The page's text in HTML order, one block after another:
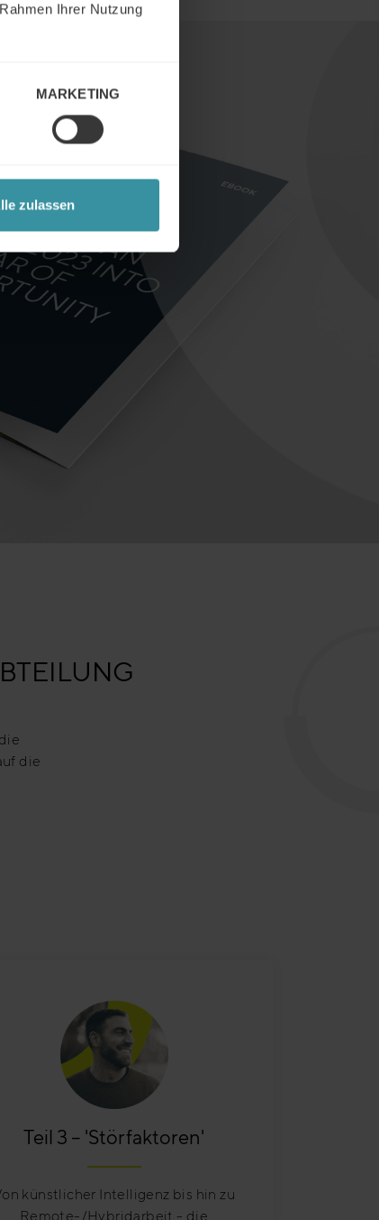
Ihrer Nutzung
MARKETING
zulassen
die
Teil 3 – 'Störfaktoren'
künstlicher Intelligenz bis hin zu
Remote-/Hybridarbeit - die